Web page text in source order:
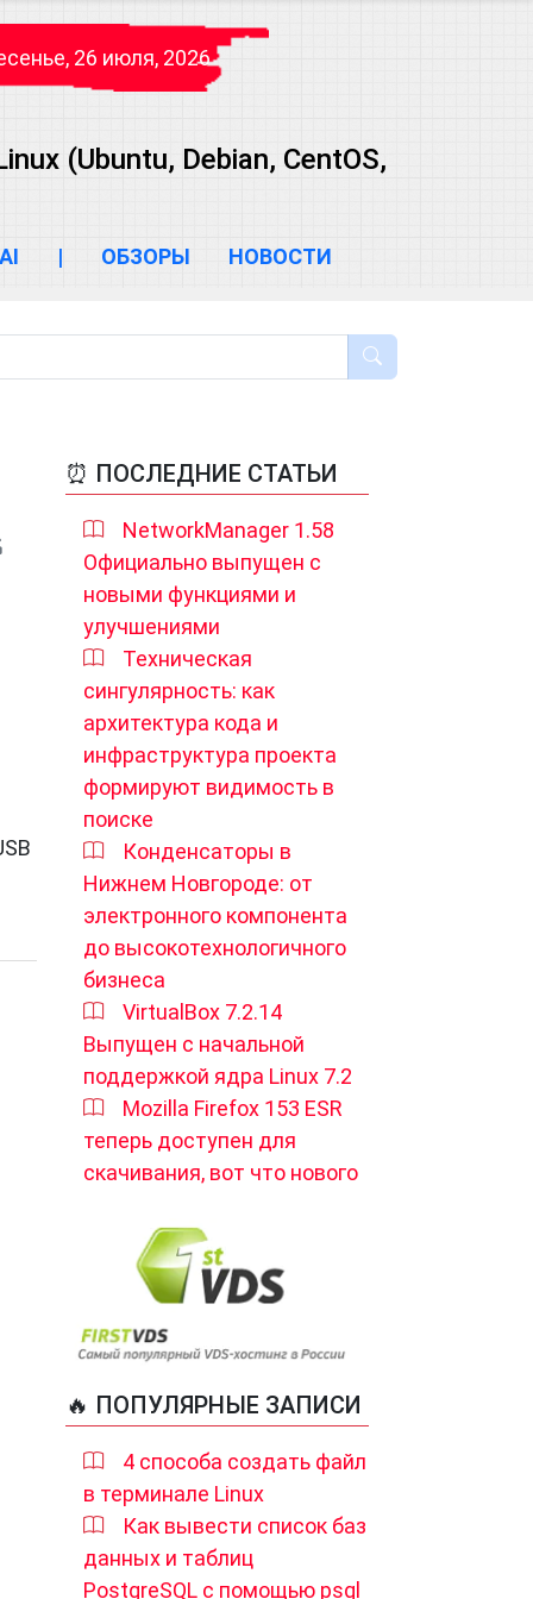
26 июля, 2026
(Ubuntu, Debian, CentOS,
AI | ОБЗОРЫ НОВОСТИ
⏰ ПОСЛЕДНИЕ СТАТЬИ
NetworkManager 1.58
Официально выпущен с
новыми функциями и
улучшениями
Техническая
сингулярность: как
архитектура кода и
инфраструктура проекта
формируют видимость в
поиске
Конденсаторы в
Нижнем Новгороде: от
электронного компонента
до высокотехнологичного
бизнеса
VirtualBox 7.2.14
Выпущен с начальной
поддержкой ядра Linux 7.2
Mozilla Firefox 153 ESR
теперь доступен для
скачивания, вот что нового
🔥 ПОПУЛЯРНЫЕ ЗАПИСИ
4 способа создать файл
в терминале Linux
Как вывести список баз
данных и таблиц
PostgreSQL с помощью psql